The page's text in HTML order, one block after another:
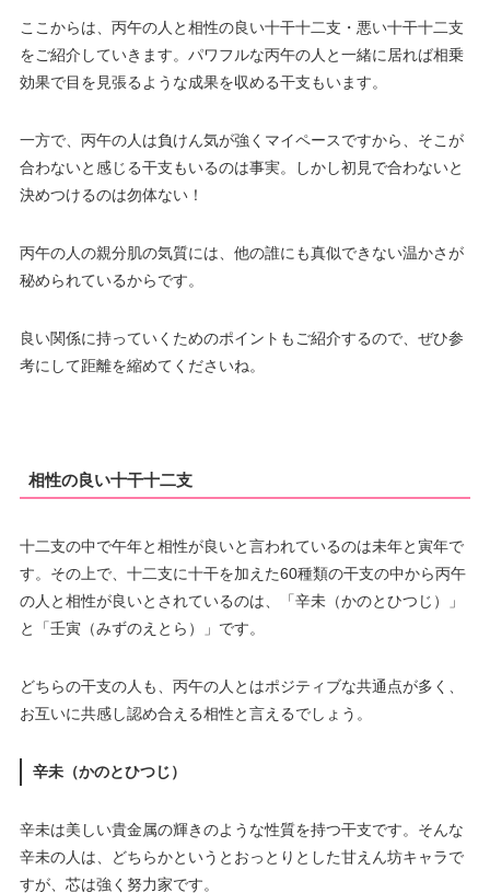
ここからは、丙午の人と相性の良い十干十二支・悪い十干十二支
をご紹介していきます。パワフルな丙午の人と一緒に居れば相乗
効果で目を見張るような成果を収める干支もいます。
一方で、丙午の人は負けん気が強くマイペースですから、そこが
合わないと感じる干支もいるのは事実。しかし初見で合わないと
決めつけるのは勿体ない！
丙午の人の親分肌の気質には、他の誰にも真似できない温かさが
秘められているからです。
良い関係に持っていくためのポイントもご紹介するので、ぜひ参
考にして距離を縮めてくださいね。
相性の良い十干十二支
十二支の中で午年と相性が良いと言われているのは未年と寅年で
す。その上で、十二支に十干を加えた60種類の干支の中から丙午
の人と相性が良いとされているのは、「辛未（かのとひつじ）」
と「壬寅（みずのえとら）」です。
どちらの干支の人も、丙午の人とはポジティブな共通点が多く、
お互いに共感し認め合える相性と言えるでしょう。
辛未（かのとひつじ）
辛未は美しい貴金属の輝きのような性質を持つ干支です。そんな
辛未の人は、どちらかというとおっとりとした甘えん坊キャラで
すが、芯は強く努力家です。